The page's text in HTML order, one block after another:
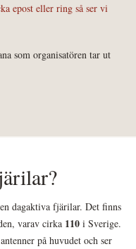
epost eller ring så ser vi
som organisatören tar ut
dagaktiva fjärilar. Det finns
varav cirka 110 i Sverige.
på huvudet och ser